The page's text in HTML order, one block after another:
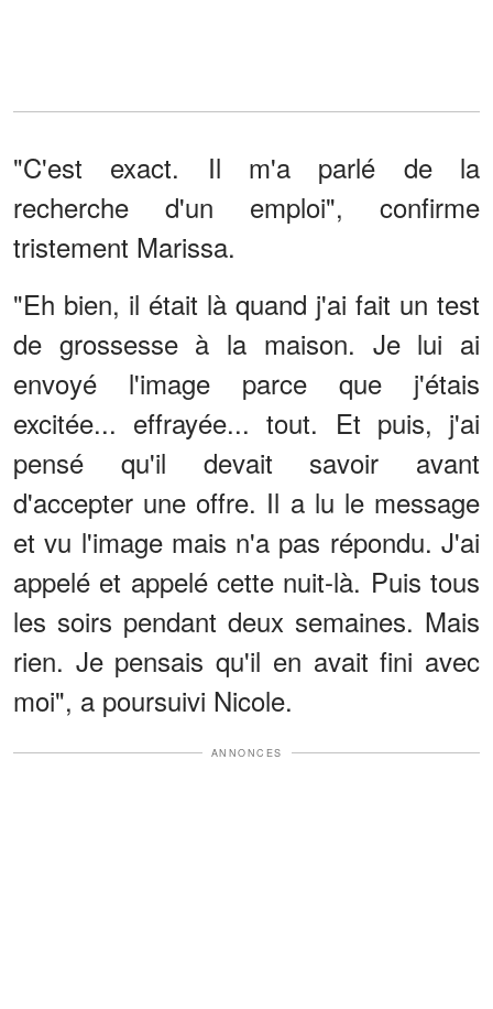
"C'est exact. Il m'a parlé de la
recherche d'un emploi", confirme
tristement Marissa.
"Eh bien, il était là quand j'ai fait un test
de grossesse à la maison. Je lui ai
envoyé l'image parce que j'étais
excitée... effrayée... tout. Et puis, j'ai
pensé qu'il devait savoir avant
d'accepter une offre. Il a lu le message
et vu l'image mais n'a pas répondu. J'ai
appelé et appelé cette nuit-là. Puis tous
les soirs pendant deux semaines. Mais
rien. Je pensais qu'il en avait fini avec
moi", a poursuivi Nicole.
ANNONCES